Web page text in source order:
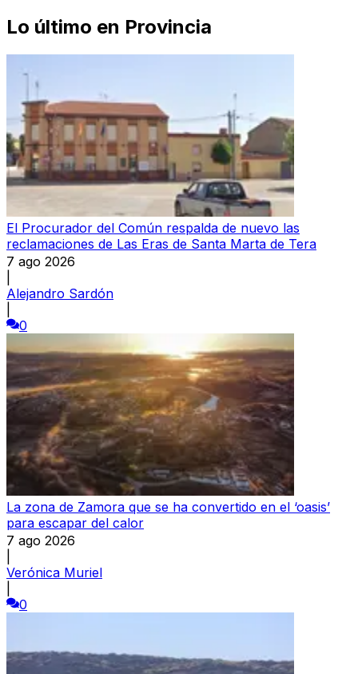
Lo último en Provincia
El Procurador del Común respalda de nuevo las
reclamaciones de Las Eras de Santa Marta de Tera
7 ago 2026
Alejandro Sardón
0
La zona de Zamora que se ha convertido en el ‘oasis’
para escapar del calor
7 ago 2026
Verónica Muriel
0